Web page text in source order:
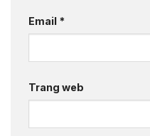
Email *
Trang web